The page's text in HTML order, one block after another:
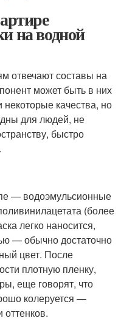
на водной
отвечают составы на
может быть в них
качества, но
для людей, не
быстро
— водоэмульсионные
(более
легко наносится,
— обычно достаточно
цвет. После
плотную пленку,
еще говорят, что
колеруется —